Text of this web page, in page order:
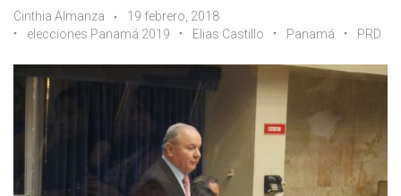
Cinthia Almanza
19 febrero, 2018
elecciones Panamá 2019
Elias Castillo Panamá PRD